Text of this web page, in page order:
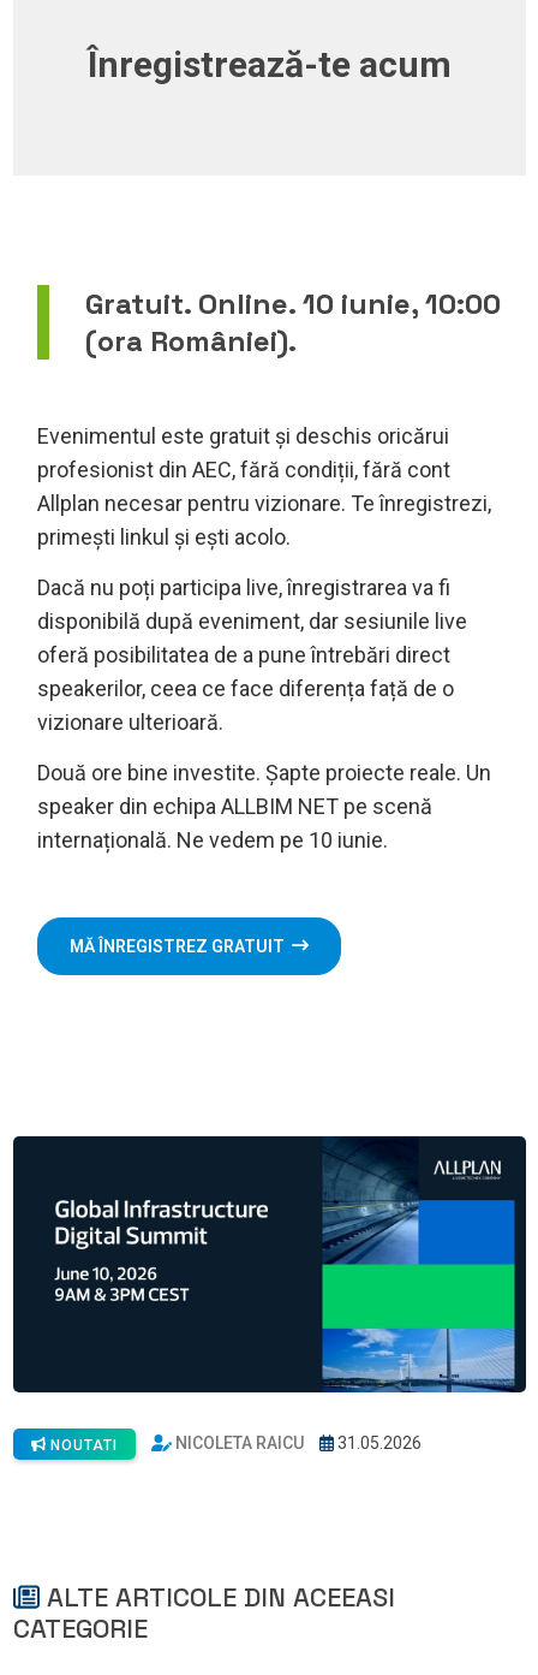
Înregistrează-te acum
Gratuit. Online. 10 iunie, 10:00
(ora României).
Evenimentul este gratuit și deschis oricărui
profesionist din AEC, fără condiții, fără cont
Allplan necesar pentru vizionare. Te înregistrezi,
primești linkul și ești acolo.
Dacă nu poți participa live, înregistrarea va fi
disponibilă după eveniment, dar sesiunile live
oferă posibilitatea de a pune întrebări direct
speakerilor, ceea ce face diferența față de o
vizionare ulterioară.
Două ore bine investite. Șapte proiecte reale. Un
speaker din echipa ALLBIM NET pe scenă
internațională. Ne vedem pe 10 iunie.
MĂ ÎNREGISTREZ GRATUIT
NOUTATI NICOLETA RAICU 31.05.2026
ALTE ARTICOLE DIN ACEEASI
CATEGORIE